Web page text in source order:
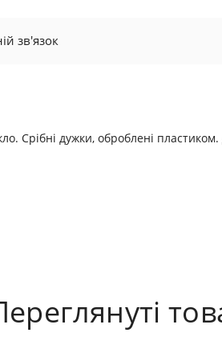
зв'язок
Срібні дужки, оброблені